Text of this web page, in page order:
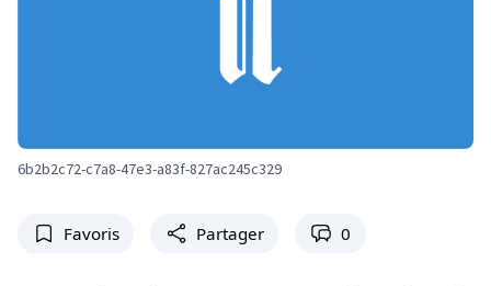
6b2b2c72-c7a8-47e3-a83f-827ac245c329
Favoris Partager 0